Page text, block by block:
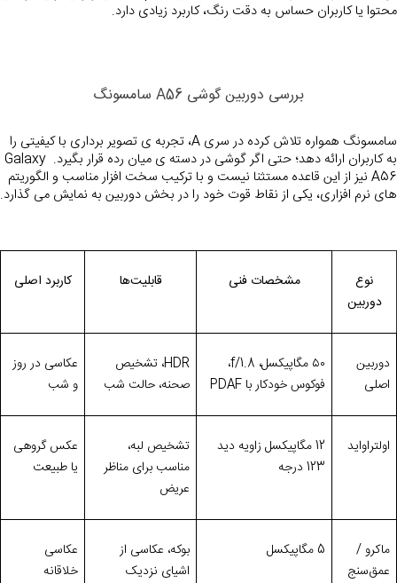
محتوا یا کاربران حساس به دقت رنگ، کاربرد زیادی دارد.
بررسی دوربین گوشی A56 سامسونگ
سامسونگ همواره تلاش کرده در سری A
به کاربران ارائه دهد؛ حتی اگر گوشی در دسته ی میان رده قرار بگیرد. Galaxy
های نرم افزاری، یکی از نقاط قوت خود را در بخش دوربین به نمایش می گذارد.
نوع
دوربین
مشخصات فنی قابلیت‌ها کاربرد اصلی
دوربین
اصلی
۵۰ مگاپیکسل، f/1.8،
فوکوس خودکار با PDAF
HDR، تشخیص
صحنه، حالت شب
عکاسی در روز
و شب
اولتراواید 12مگاپیکسل زاویه دید
123 درجه
تشخیص لبه،
مناسب برای مناظر
عریض
عکس گروهی
یا طبیعت
ماکرو /
عمق‌سنج
5مگاپیکسل
بوکه، عکاسی از
اشیای نزدیک
عکاسی
خلاقانه